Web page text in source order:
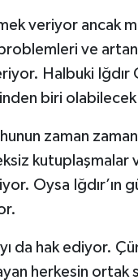
veriyor ancak
ve
Halbuki Iğdır
biri
zaman
kutuplaşmalar
Oysa Iğdır’ın
da hak ediyor.
herkesin ortak